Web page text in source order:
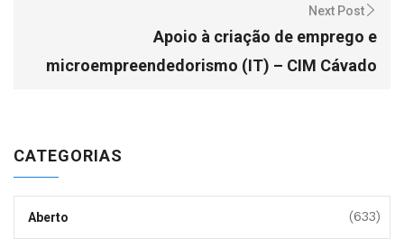
Next Post
Apoio à criação de emprego e
microempreendedorismo (IT) – CIM Cávado
CATEGORIAS
Aberto (633)